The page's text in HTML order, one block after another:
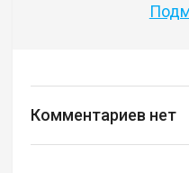
Комментариев нет